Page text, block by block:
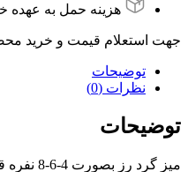
هزینه حمل به عهده
جهت استعلام قیمت و خرید
توضیحات
نظرات (0)
توضیحات